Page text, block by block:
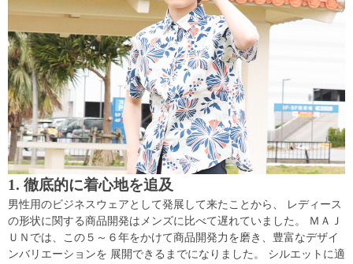
1. 徹底的に着心地を追及
男性用のビジネスウェアとして発展して来たことから、 レディース
の形状に関する商品開発はメンズに比べて遅れていました。 ＭＡＪ
ＵＮでは、この５～６年をかけて商品開発力を磨き、豊富なデザイ
ンバリエーションを 展開できるまでになりました。 シルエットに適